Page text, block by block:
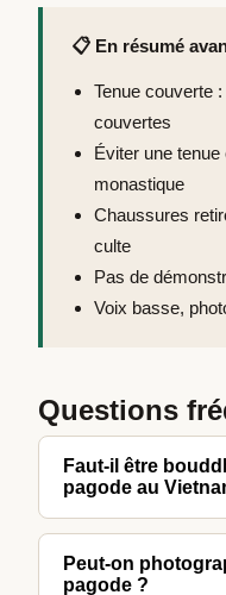
📋 En résumé
Tenue couverte
couvertes
Éviter une
monastique
Chaussures
culte
Pas de
Voix basse,
Questions
Faut-il être
pagode au
Non. Les pagodes
généralement
Peut-on
pagode ?